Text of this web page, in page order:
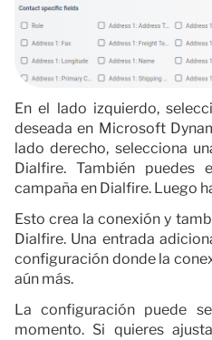
En el lado izquierdo,
deseada en Microsoft
lado derecho, selecciona
Dialfire. También
campaña en Dialfire. Luego
Esto crea la conexión y
Dialfire. Una entrada
configuración donde la
aún más.
La configuración puede
momento. Si quieres